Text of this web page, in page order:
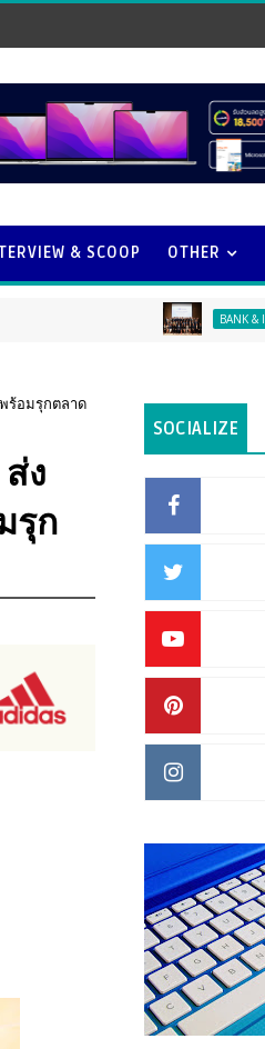
& SCOOP OTHER
BANK & INSURANCE
ร้อมรุกตลาด
ง
รุก
SOCIALIZE